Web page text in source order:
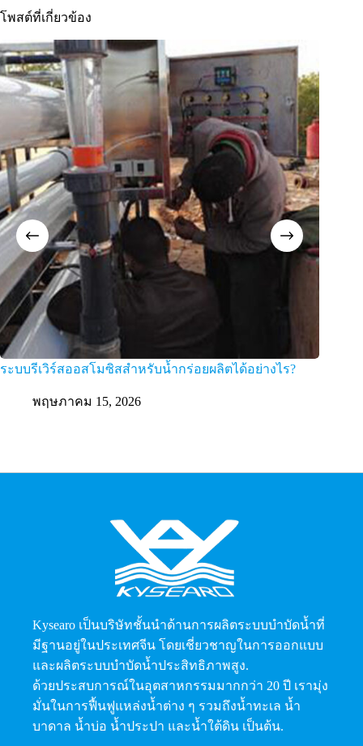
โพสต์ที่เกี่ยวข้อง
ระบบรีเวิร์สออสโมซิสสำหรับน้ำกร่อยผลิตได้อย่างไร?
พฤษภาคม 15, 2026
Kysearo เป็นบริษัทชั้นนำด้านการผลิตระบบบำบัดน้ำที่
มีฐานอยู่ในประเทศจีน โดยเชี่ยวชาญในการออกแบบ
และผลิตระบบบำบัดน้ำประสิทธิภาพสูง.
ด้วยประสบการณ์ในอุตสาหกรรมมากกว่า 20 ปี เรามุ่ง
มั่นในการฟื้นฟูแหล่งน้ำต่าง ๆ รวมถึงน้ำทะเล น้ำ
บาดาล น้ำบ่อ น้ำประปา และน้ำใต้ดิน เป็นต้น.